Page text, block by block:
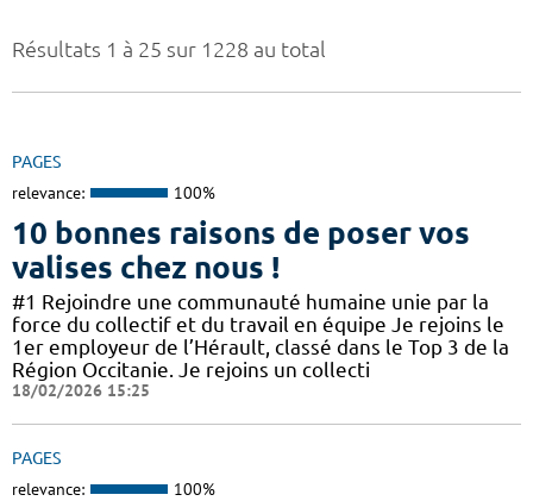
Résultats 1 à 25 sur 1228 au total
PAGES
relevance: 100%
10 bonnes raisons de poser vos
valises chez nous !
#1 Rejoindre une communauté humaine unie par la
force du collectif et du travail en équipe Je rejoins le
1er employeur de l’Hérault, classé dans le Top 3 de la
Région Occitanie. Je rejoins un collecti
18/02/2026 15:25
PAGES
relevance: 100%